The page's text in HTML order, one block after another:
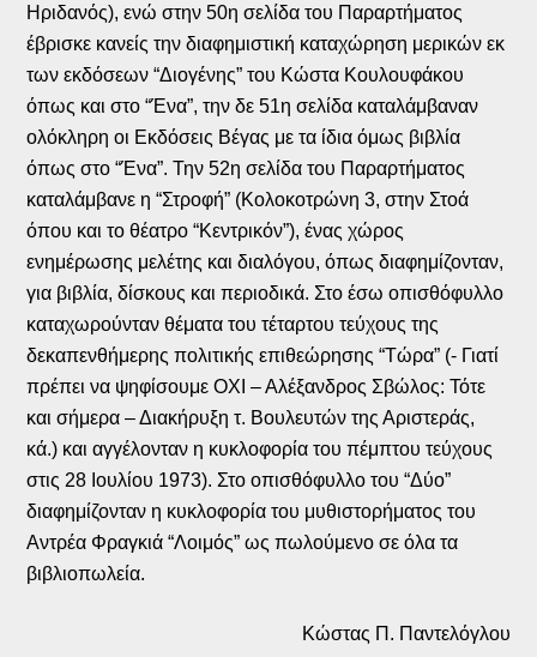
Ηριδανός), ενώ στην 50η σελίδα του Παραρτήματος
έβρισκε κανείς την διαφημιστική καταχώρηση μερικών εκ
των εκδόσεων “Διογένης” του Κώστα Κουλουφάκου
όπως και στο “Ένα”, την δε 51η σελίδα καταλάμβαναν
ολόκληρη οι Εκδόσεις Βέγας με τα ίδια όμως βιβλία
όπως στο “Ένα”. Την 52η σελίδα του Παραρτήματος
καταλάμβανε η “Στροφή” (Κολοκοτρώνη 3, στην Στοά
όπου και το θέατρο “Κεντρικόν”), ένας χώρος
ενημέρωσης μελέτης και διαλόγου, όπως διαφημίζονταν,
για βιβλία, δίσκους και περιοδικά. Στο έσω οπισθόφυλλο
καταχωρούνταν θέματα του τέταρτου τεύχους της
δεκαπενθήμερης πολιτικής επιθεώρησης “Τώρα” (- Γιατί
πρέπει να ψηφίσουμε ΟΧΙ – Αλέξανδρος Σβώλος: Τότε
και σήμερα – Διακήρυξη τ. Βουλευτών της Αριστεράς,
κά.) και αγγέλονταν η κυκλοφορία του πέμπτου τεύχους
στις 28 Ιουλίου 1973). Στο οπισθόφυλλο του “Δύο”
διαφημίζονταν η κυκλοφορία του μυθιστορήματος του
Αντρέα Φραγκιά “Λοιμός” ως πωλούμενο σε όλα τα
βιβλιοπωλεία.
Κώστας Π. Παντελόγλου